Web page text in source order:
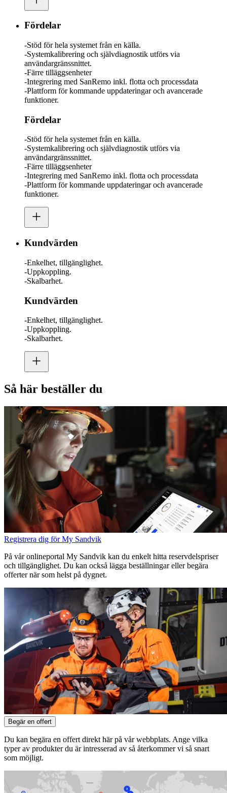
Fördelar
-Stöd för hela systemet från en källa.
-Systemkalibrering och självdiagnostik utförs via
användargränssnittet.
-Färre tilläggsenheter
-Integrering med SanRemo inkl. flotta och processdata
-Plattform för kommande uppdateringar och avancerade
funktioner.
Fördelar
-Stöd för hela systemet från en källa.
-Systemkalibrering och självdiagnostik utförs via
användargränssnittet.
-Färre tilläggsenheter
-Integrering med SanRemo inkl. flotta och processdata
-Plattform för kommande uppdateringar och avancerade
funktioner.
Kundvärden
-Enkelhet, tillgänglighet.
-Uppkoppling.
-Skalbarhet.
Kundvärden
-Enkelhet, tillgänglighet.
-Uppkoppling.
-Skalbarhet.
Så här beställer du
Registrera dig för My Sandvik
På vår onlineportal My Sandvik kan du enkelt hitta reservdelspriser
och tillgänglighet. Du kan också lägga beställningar eller begära
offerter när som helst på dygnet.
Begär en offert
Du kan begära en offert direkt här på vår webbplats. Ange vilka
typer av produkter du är intresserad av så återkommer vi så snart
som möjligt.